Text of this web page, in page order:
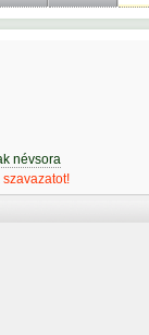
névsora
szavazatot!